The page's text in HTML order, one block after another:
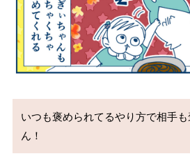
いつも褒められてるやり方で相手